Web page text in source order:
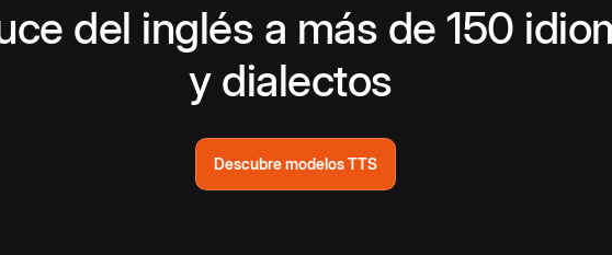
del inglés a más de 150
y dialectos
Descubre modelos TTS